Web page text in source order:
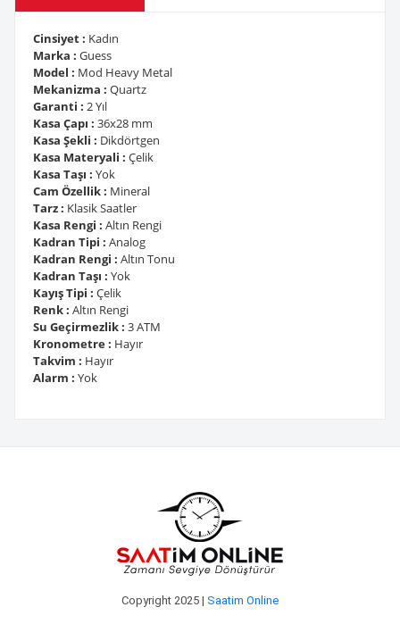
Cinsiyet : Kadın
Marka : Guess
Model : Mod Heavy Metal
Mekanizma : Quartz
Garanti : 2 Yıl
Kasa Çapı : 36x28 mm
Kasa Şekli : Dikdörtgen
Kasa Materyali : Çelik
Kasa Taşı : Yok
Cam Özellik : Mineral
Tarz : Klasik Saatler
Kasa Rengi : Altın Rengi
Kadran Tipi : Analog
Kadran Rengi : Altın Tonu
Kadran Taşı : Yok
Kayış Tipi : Çelik
Renk : Altın Rengi
Su Geçirmezlik : 3 ATM
Kronometre : Hayır
Takvim : Hayır
Alarm : Yok
Copyright 2025 | Saatim Online